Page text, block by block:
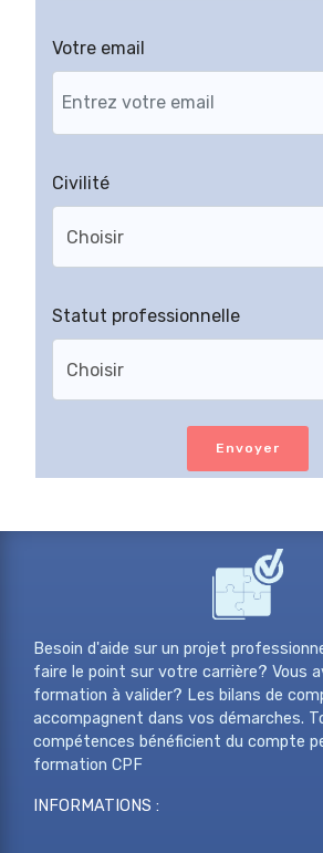
Votre email
Civilité
Statut professionnelle
Envoyer
Besoin d'aide sur un projet
faire le point sur votre carrière? Vous
formation à valider? Les bilans de
accompagnent dans vos démarches.
compétences bénéficient du compte
formation CPF
INFORMATIONS :